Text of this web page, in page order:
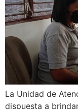
La Unidad de
dispuesta a